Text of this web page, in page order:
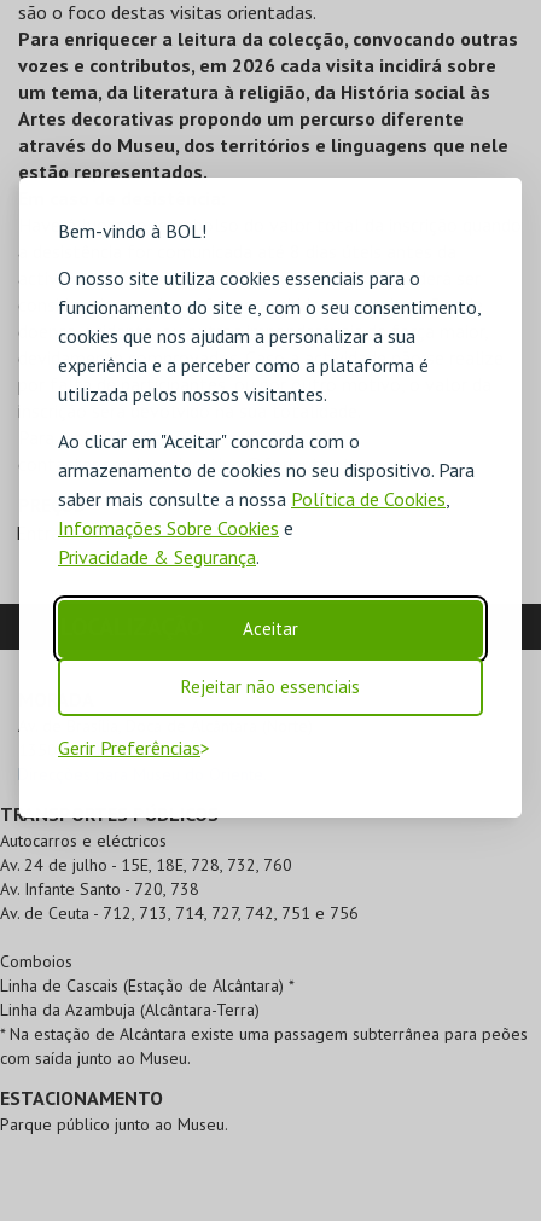
Bem-vindo à BOL!
O nosso site utiliza cookies essenciais para o
funcionamento do site e, com o seu consentimento,
cookies que nos ajudam a personalizar a sua
experiência e a perceber como a plataforma é
utilizada pelos nossos visitantes.
Ao clicar em "Aceitar" concorda com o
armazenamento de cookies no seu dispositivo. Para
saber mais consulte a nossa Política de Cookies,
Informações Sobre Cookies e
Privacidade & Segurança.
Aceitar
Rejeitar não essenciais
Gerir Preferências
são o foco destas visitas orientadas.
Para enriquecer a leitura da colecção, convocando outras
vozes e contributos, em 2026 cada visita incidirá sobre
um tema, da literatura à religião, da História social às
Artes decorativas propondo um percurso diferente
através do Museu, dos territórios e linguagens que nele
estão representados.
Haverá lugar ao reembolso do valor total da inscrição quando
a desistência for comunicada até 8 dias úteis antes da
actividade. Depois dessa data, o reembolso só poderá ser
considerado se o lugar for preenchido ou em situações de
doença, acidente, ou outros imponderáveis de força maior,
devidamente comprovados. Caso a actividade não se realize
por falta de participantes, ou por outro motivo, o valor da
inscrição será devolvido na sua totalidade.
Para mais informações
contactarservico.educativo@foriente.pt
PREÇOS
Entrada - 6€
Av. de Brasília, Doca de Alcântara (Norte)
1350-352 Lisboa
Direcções para Museu do Oriente.
TRANSPORTES PÚBLICOS
Autocarros e eléctricos
Av. 24 de julho - 15E, 18E, 728, 732, 760
Av. Infante Santo - 720, 738
Av. de Ceuta - 712, 713, 714, 727, 742, 751 e 756
Comboios
Linha de Cascais (Estação de Alcântara) *
Linha da Azambuja (Alcântara-Terra)
* Na estação de Alcântara existe uma passagem subterrânea para peões
com saída junto ao Museu.
ESTACIONAMENTO
Parque público junto ao Museu.